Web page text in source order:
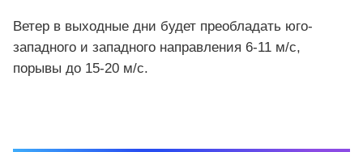
Ветер в выходные дни будет преобладать юго-
западного и западного направления 6-11 м/с,
порывы до 15-20 м/с.